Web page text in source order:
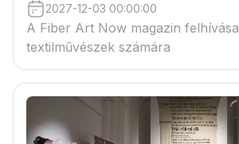
2027-12-03 00:00:00
A Fiber Art Now magazin felhívása
textilművészek számára